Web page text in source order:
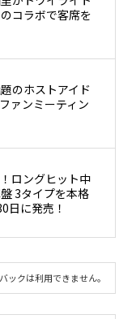
コラボで客席を
のホストアイド
ァンミーティン
ロングヒット中
3タイプを本格
日に発売！
ックは利用できません。